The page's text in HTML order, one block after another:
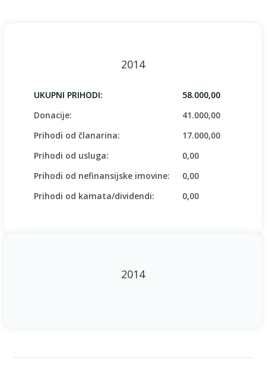
2014
UKUPNI PRIHODI:
58.000,00
Donacije:
41.000,00
Prihodi od članarina:
17.000,00
Prihodi od usluga:
0,00
Prihodi od nefinansijske imovine:
0,00
Prihodi od kamata/dividendi:
0,00
2014